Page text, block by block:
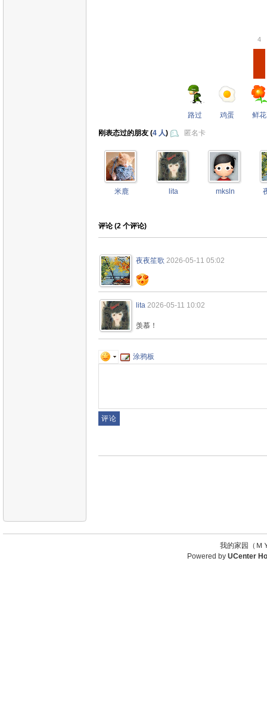
路过 鸡蛋
4
鲜花
刚表态过的朋友 (4 人) 匿名卡
米鹿 lita mksln
评论 (2 个评论)
夜夜笙歌 2026-05-11 05:02
lita 2026-05-11 10:02
羡慕！
涂鸦板
我的家园（
Powered by UCenter